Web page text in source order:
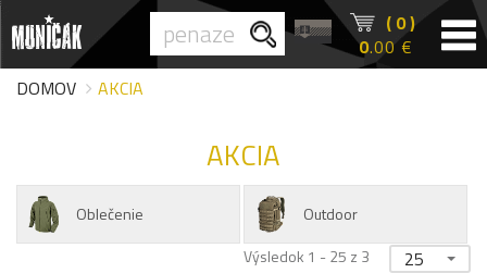
( 0 )
0.00 €
DOMOV
AKCIA
AKCIA
Oblečenie
Outdoor
Výsledok 1 - 25 z 3
25